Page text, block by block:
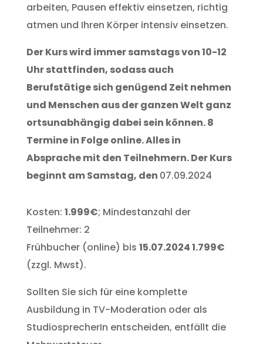
arbeiten, Pausen effektiv einsetzen, richtig
atmen und Ihren Körper intensiv einsetzen.
Der Kurs wird immer samstags von 10-12
Uhr stattfinden, sodass auch
Berufstätigesich genügend Zeit nehmen
und Menschen aus der ganzen Welt ganz
ortsunabhängig dabei sein können. 8
Termine in Folge online. Alles in
Absprache mit den Teilnehmern. Der Kurs
beginnt am Samstag, den 07.09.2024
Kosten: 1.999€; Mindestanzahl der
Teilnehmer: 2
Frühbucher (online) bis 15.07.2024 1.799€
(zzgl. Mwst).
Sollten Sie sich für eine komplette
Ausbildung in TV-Moderation oder als
StudiosprecherIn entscheiden, entfällt die